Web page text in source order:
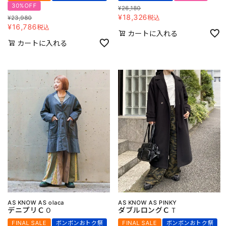
30%OFF
¥23,980
¥16,786税込
カートに入れる
¥26,180
¥18,326税込
カートに入れる
AS KNOW AS olaca
デニプリＣＯ
FINAL SALE
ボンボンおトク祭
AS KNOW AS PINKY
ダブルロングＣＴ
FINAL SALE
ボンボンおトク祭